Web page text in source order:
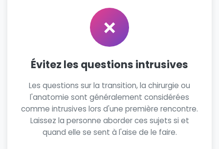
❌
Évitez les questions intrusives
Les questions sur la transition, la chirurgie ou
l'anatomie sont généralement considérées
comme intrusives lors d'une première rencontre.
Laissez la personne aborder ces sujets si et
quand elle se sent à l'aise de le faire.